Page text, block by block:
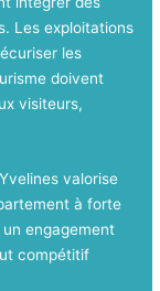
Les exploitations
les
doivent
visiteurs,
valorise
à forte
engagement
compétitif